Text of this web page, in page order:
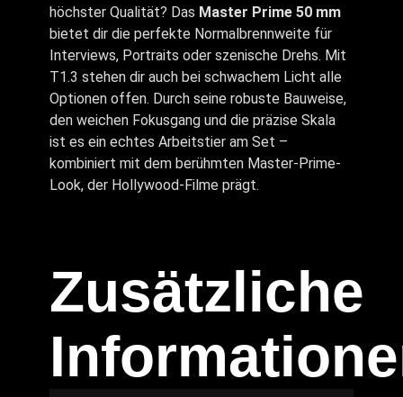
höchster Qualität? Das Master Prime 50 mm
bietet dir die perfekte Normalbrennweite für
Interviews, Portraits oder szenische Drehs. Mit
T1.3 stehen dir auch bei schwachem Licht alle
Optionen offen. Durch seine robuste Bauweise,
den weichen Fokusgang und die präzise Skala
ist es ein echtes Arbeitstier am Set –
kombiniert mit dem berühmten Master-Prime-
Look, der Hollywood-Filme prägt.
Zusätzliche